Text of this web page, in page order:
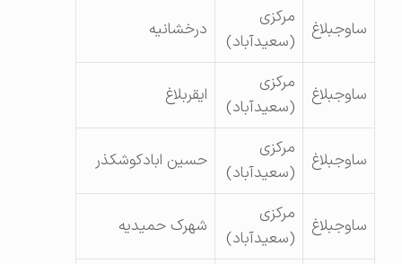
ساوجبلاغ
مرکزی
(سعیدآباد)
درخشانیه
ساوجبلاغ
مرکزی
(سعیدآباد)
ایقربلاغ
ساوجبلاغ
مرکزی
(سعیدآباد)
حسین ابادکوشکذر
ساوجبلاغ
مرکزی
(سعیدآباد)
شهرک حمیدیه